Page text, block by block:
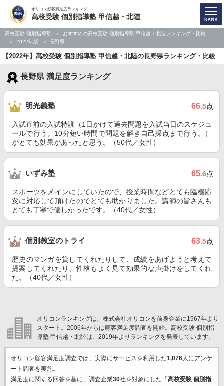
オリコン顧客満足度ランキング
高校受験 個別指導塾 甲信越・北陸
高校受験 個別指導塾
おすすめの高校受験 個別指導塾 甲信越・北陸ランキング・比較
2022年版
長野県
【2022年】高校受験 個別指導塾 甲信越・北陸の長野県ランキング・比較
長野県 満足度ランキング
明光義塾 66.5点
入試直前の入試特訓（1日かけて過去問題を入試当日のスケジュ
ールで行う。10分短い時間で問題を解き自己採点まで行う。）
がとても効果があったと思う。（50代／女性）
いずみ塾 65.6点
スポーツをメインにしていたので、授業時間などとても臨機応
変に対応して頂けたのでとても助かりました。講師の皆さんも
とても丁寧で優しかったです。（40代／女性）
個別教室のトライ 63.5点
歴史のマンガを貸してくれたりして、成績をあげようと考えて
提案してくれたり、性格もよく見て効果的な声掛けをしてくれ
た。（40代／女性）
オリコンランキングは、株式会社オリコンを前身企業に1967年より
スタート。2006年からは顧客満足度調査を開始。高校受験 個別指
導塾 甲信越・北陸は、2019年よりランキングを発表しています。
オリコン顧客満足度調査では、実際にサービスを利用した1,076人にアンケ
ート調査を実施。
満足度に関する回答を基に、調査企業30社を対象にした「 高校受験 個別指